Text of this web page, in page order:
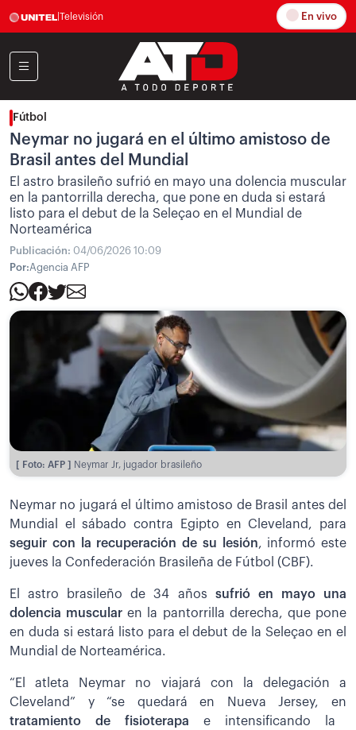
Televisión En vivo
Fútbol
Neymar no jugará en el último amistoso de
Brasil antes del Mundial
El astro brasileño sufrió en mayo una dolencia muscular
en la pantorrilla derecha, que pone en duda si estará
listo para el debut de la Seleçao en el Mundial de
Norteamérica
Publicación: 04/06/2026 10:09
Por:Agencia AFP
[ Foto: AFP ] Neymar Jr, jugador brasileño
Neymar no jugará el último amistoso de Brasil antes del
Mundial el sábado contra Egipto en Cleveland, para
seguir con la recuperación de su lesión, informó este
jueves la Confederación Brasileña de Fútbol (CBF).
El astro brasileño de 34 años sufrió en mayo una
dolencia muscular en la pantorrilla derecha, que pone
en duda si estará listo para el debut de la Seleçao en el
Mundial de Norteamérica.
“El atleta Neymar no viajará con la delegación a
Cleveland” y “se quedará en Nueva Jersey, en
tratamiento de fisioterapa e intensificando la